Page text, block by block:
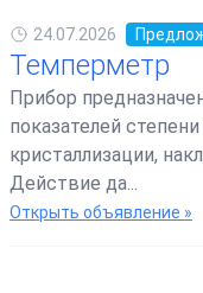
24.07.2026
Темперметр
Прибор
показателей
кристаллизации,
Действие да...
Открыть объявление »